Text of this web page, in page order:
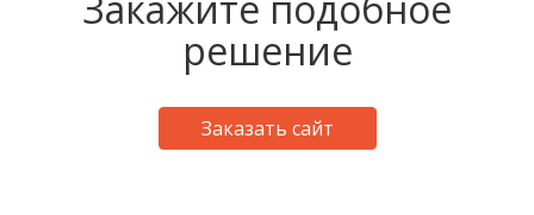
решение
Заказать сайт